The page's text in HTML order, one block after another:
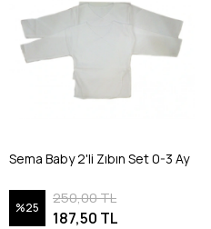
Sema Baby 2'li Zıbın Set 0-3 Ay
%25
250,00 TL
187,50 TL